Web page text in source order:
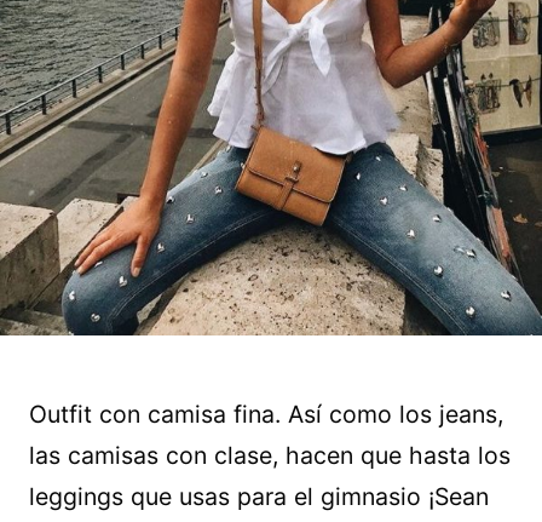
Outfit con camisa fina. Así como los jeans,
las camisas con clase, hacen que hasta los
leggings que usas para el gimnasio ¡Sean